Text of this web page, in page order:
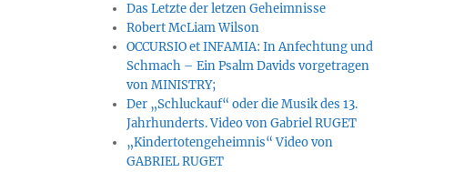
Das Letzte der letzen Geheimnisse
Robert McLiam Wilson
OCCURSIO et INFAMIA: In Anfechtung und
Schmach – Ein Psalm Davids vorgetragen
von MINISTRY;
Der „Schluckauf“ oder die Musik des 13.
Jahrhunderts. Video von Gabriel RUGET
„Kindertotengeheimnis“ Video von
GABRIEL RUGET